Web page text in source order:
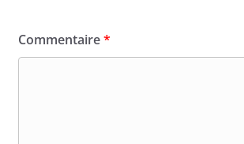
Commentaire*